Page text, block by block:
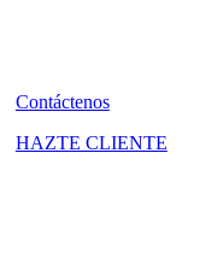
Contáctenos
HAZTE CLIENTE